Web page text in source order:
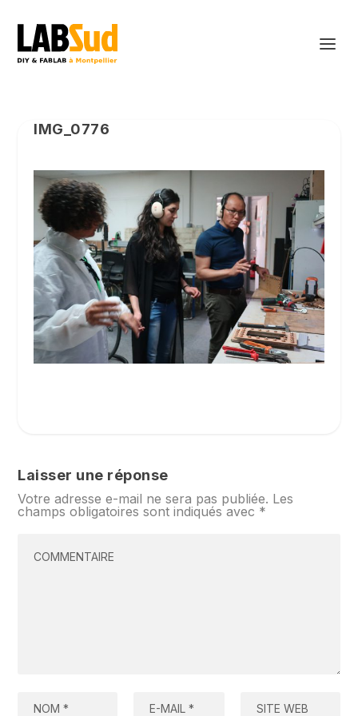
IMG_0776
Laisser une réponse
Votre adresse e-mail ne sera pas publiée. Les
champs obligatoires sont indiqués avec *